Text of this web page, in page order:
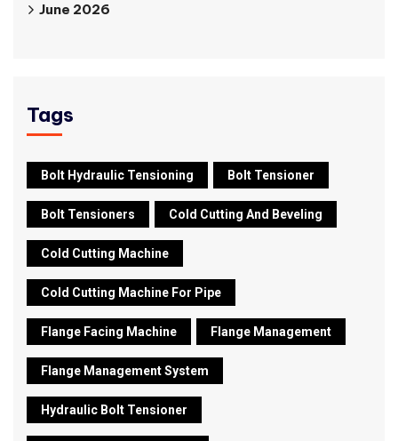
June 2026
Tags
Bolt Hydraulic Tensioning Bolt Tensioner
Bolt Tensioners Cold Cutting And Beveling
Cold Cutting Machine
Cold Cutting Machine For Pipe
Flange Facing Machine Flange Management
Flange Management System
Hydraulic Bolt Tensioner